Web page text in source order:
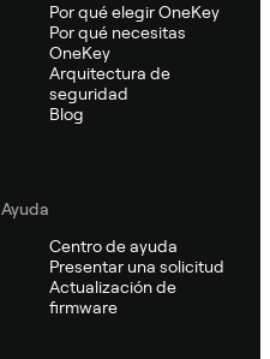
Por qué elegir OneKey
Por qué necesitas
OneKey
Arquitectura de
seguridad
Blog
Ayuda
Centro de ayuda
Presentar una solicitud
Actualización de
firmware